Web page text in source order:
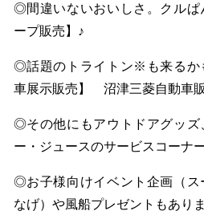
◎間違いないおいしさ。クルぱ
ープ販売】♪
◎話題のトライトン※も来る
車展示販売】 沼津三菱自動車
◎その他にもアウトドアグッズ
ー・ジュースのサービスコーナ
◎お子様向けイベント企画（ス
なげ）や風船プレゼントもあり